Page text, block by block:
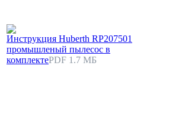
Инструкция Huberth RP207501
промышленый пылесос в
комплектеPDF 1.7 МБ